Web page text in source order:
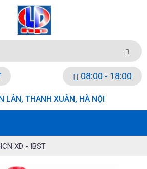
08:00 - 18:00
LÂN, THANH XUÂN, HÀ NỘI
XD - IBST